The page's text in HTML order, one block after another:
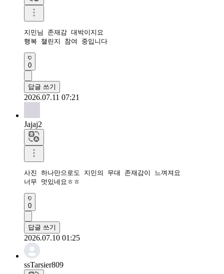
지민님 존재감 대박이지요
행복 챌린지 참여 중입니다
0
답글 쓰기
2026.07.11 07:21
Jajaj2
사진 하나만으로도 지민의 무대 존재감이 느껴져요
너무 멋있네요ㅎㅎ
0
답글 쓰기
2026.07.10 01:25
ssTarsier809